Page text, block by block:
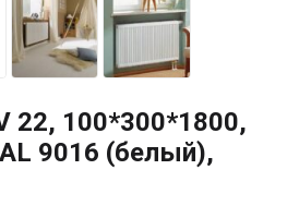
22, 100*300*1800,
9016 (белый),